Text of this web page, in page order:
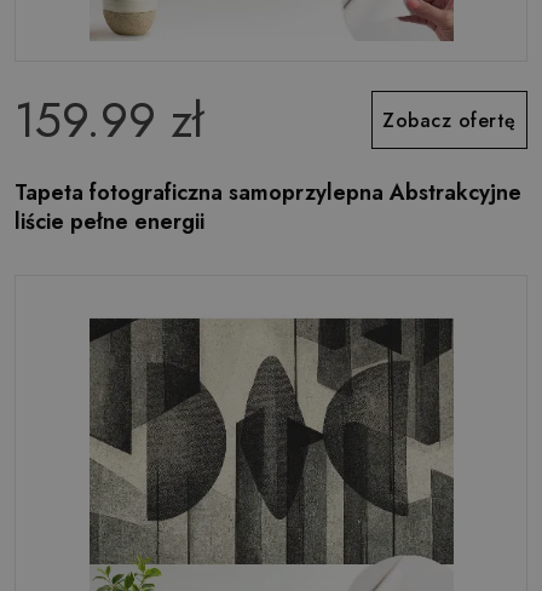
159.99 zł Zobacz ofertę
Tapeta fotograficzna samoprzylepna Abstrakcyjne
liście pełne energii